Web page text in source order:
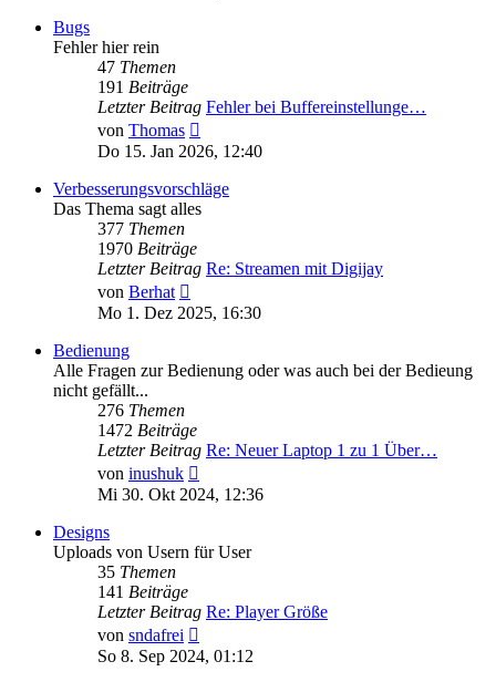
Bugs
Fehler hier rein
47 Themen
191 Beiträge
Letzter Beitrag Fehler bei Buffereinstellunge…
von Thomas
Beitrag
Do 15. Jan 2026, 12:40
Verbesserungsvorschläge
Das Thema sagt alles
377 Themen
1970 Beiträge
Letzter Beitrag Re: Streamen mit Digijay
von Berhat
Beitrag
Mo 1. Dez 2025, 16:30
Bedienung
Alle Fragen zur Bedienung oder was auch bei der Bedieung
nicht gefällt...
276 Themen
1472 Beiträge
Letzter Beitrag Re: Neuer Laptop 1 zu 1 Über…
von inushuk
Beitrag
Mi 30. Okt 2024, 12:36
Designs
Uploads von Usern für User
35 Themen
141 Beiträge
Letzter Beitrag Re: Player Größe
von sndafrei
Beitrag
So 8. Sep 2024, 01:12